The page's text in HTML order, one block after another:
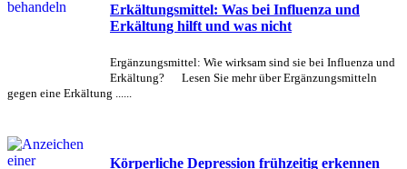
Erkältungsmittel: Was bei Influenza und
Erkältung hilft und was nicht
Ergänzungsmittel: Wie wirksam sind sie bei Influenza und
Erkältung? Lesen Sie mehr über Ergänzungsmitteln
gegen eine Erkältung ......
Körperliche Depression frühzeitig erkennen